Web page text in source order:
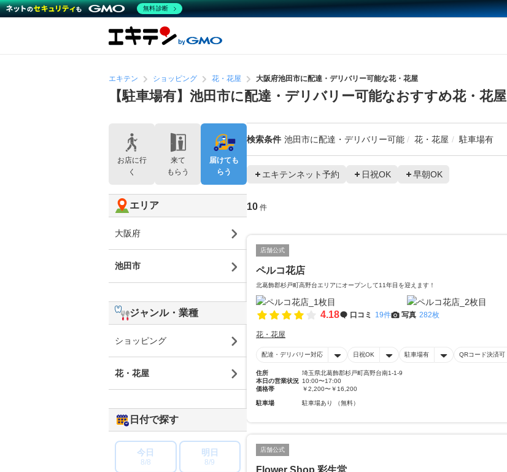
エキテン ショッピング 花・花屋 大阪府池田市に配達・デリバリー可能な花・花屋
【駐車場有】池田市に配達・デリバリー可能なおすすめ花・花屋
検索条件 池田市に配達・デリバリー可能 花・花屋 駐車場有
エキテンネット予約 日祝OK 早朝OK
10 件
店舗公式
ペルコ花店
北葛飾郡杉戸町高野台エリアにオープンして11年目を迎えます！
4.18 口コミ 19件 写真 282枚
花・花屋
配達・デリバリー対応 日祝OK 駐車場有 QRコード決済可
住所
埼玉県北葛飾郡杉戸町高野台南1-1-9
本日の営業状況 10:00〜17:00
価格帯
￥2,200〜￥16,200
駐車場 駐車場あり （無料）
店舗公式
Flower Shop 彩生堂
お店に行
く
来て
もらう
届けても
らう
エリア
大阪府
池田市
ジャンル・業種
ショッピング
花・花屋
日付で探す
今日
8/8
明日
8/9
無料診断